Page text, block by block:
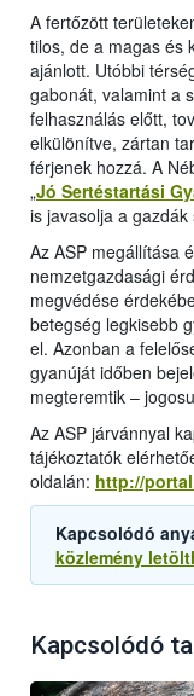
A fertőzött
tilos, de a magas és
ajánlott. Utóbbi
gabonát, valamint a
felhasználás előtt,
elkülönítve, zártan
férjenek hozzá. A
„Jó Sertéstartási
is javasolja a gazdák
Az ASP megállítása
nemzetgazdasági
megvédése
betegség legkisebb
el. Azonban a
gyanúját időben
megteremtik –
Az ASP járvánnyal
tájékoztatók
oldalán: http://
Kapcsolódó
közlemény
Kapcsolódó